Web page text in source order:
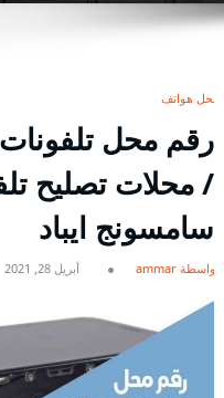
محل هواتف
/ محلات تصليح
سامسونج ايباد
بواسطة ammar أبريل 28, 2021